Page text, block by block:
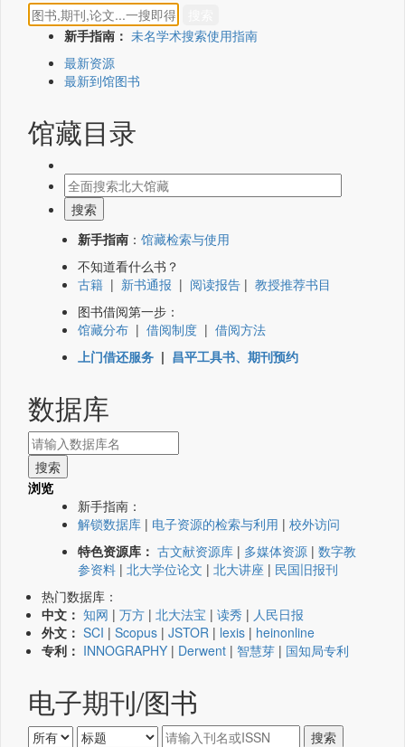
新手指南： 未名学术搜索使用指南
最新资源
最新到馆图书
馆藏目录
新手指南 ： 馆藏检索与使用
不知道看什么书？
古籍 | 新书通报 | 阅读报告 | 教授推荐书目
图书借阅第一步：
馆藏分布 | 借阅制度 | 借阅方法
上门借还服务 | 昌平工具书、期刊预约
数据库
浏览
新手指南：
解锁数据库 | 电子资源的检索与利用 | 校外访问
特色资源库： 古文献资源库 | 多媒体资源 | 数字教
参资料 | 北大学位论文 | 北大讲座 | 民国旧报刊
热门数据库：
中文： 知网 | 万方 | 北大法宝 | 读秀 | 人民日报
外文： SCI | Scopus | JSTOR | lexis | heinonline
专利： INNOGRAPHY | Derwent | 智慧芽 | 国知局专利
电子期刊/图书